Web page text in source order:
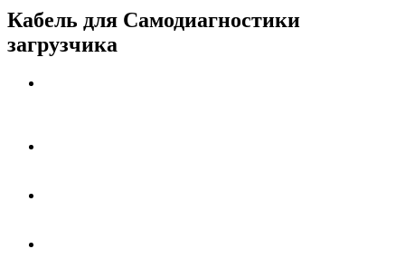
Кабель для Самодиагностики
загрузчика